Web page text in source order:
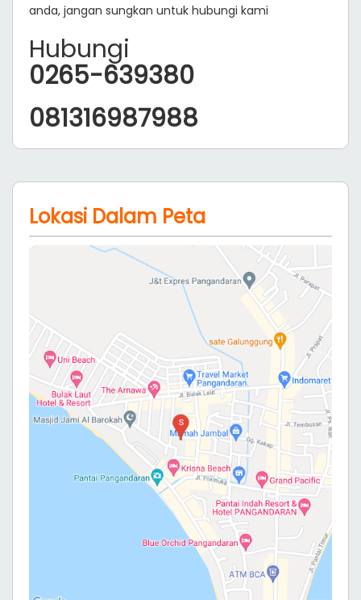
anda, jangan sungkan untuk hubungi kami
Hubungi
0265-639380
081316987988
Lokasi Dalam Peta